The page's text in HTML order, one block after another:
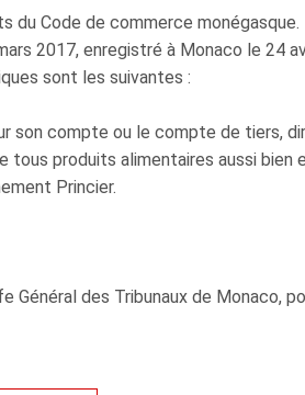
du Code de commerce monégasque.
2017, enregistré à Monaco le 24
sont les suivantes :
son compte ou le compte de tiers,
produits alimentaires aussi
Princier.
Général des Tribunaux de